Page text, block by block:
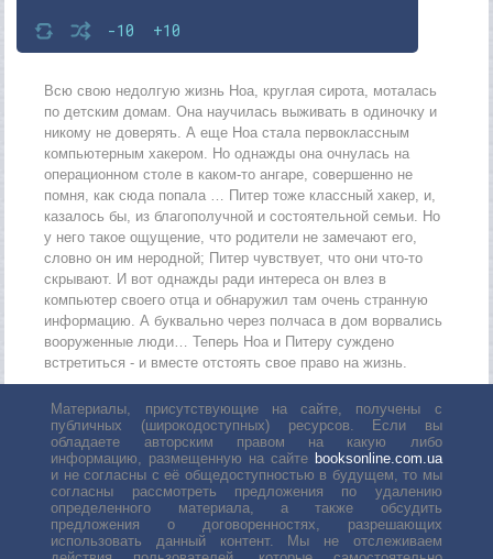
-10 +10
Всю свою недолгую жизнь Ноа, круглая сирота, моталась
по детским домам. Она научилась выживать в одиночку и
никому не доверять. А еще Ноа стала первоклассным
компьютерным хакером. Но однажды она очнулась на
операционном столе в каком-то ангаре, совершенно не
помня, как сюда попала … Питер тоже классный хакер, и,
казалось бы, из благополучной и состоятельной семьи. Но
у него такое ощущение, что родители не замечают его,
словно он им неродной; Питер чувствует, что они что-то
скрывают. И вот однажды ради интереса он влез в
компьютер своего отца и обнаружил там очень странную
информацию. А буквально через полчаса в дом ворвались
вооруженные люди… Теперь Ноа и Питеру суждено
встретиться - и вместе отстоять свое право на жизнь.
Материалы, присутствующие на сайте, получены с
публичных (широкодоступных) ресурсов. Если вы
обладаете авторским правом на какую либо
информацию, размещенную на сайте booksonline.com.ua
и не согласны с её общедоступностью в будущем, то мы
согласны рассмотреть предложения по удалению
определенного материала, а также обсудить
предложения о договоренностях, разрешающих
использовать данный контент. Мы не отслеживаем